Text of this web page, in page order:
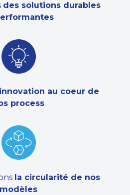
des solutions durables
au coeur de
process
la circularité de nos
modèles